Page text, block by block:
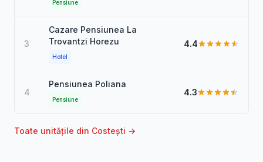
Pensiune
3
Cazare Pensiunea La
Trovantzi Horezu
Hotel
4.4
4
Pensiunea Poliana
Pensiune
4.3
Toate unitățile din Costești →